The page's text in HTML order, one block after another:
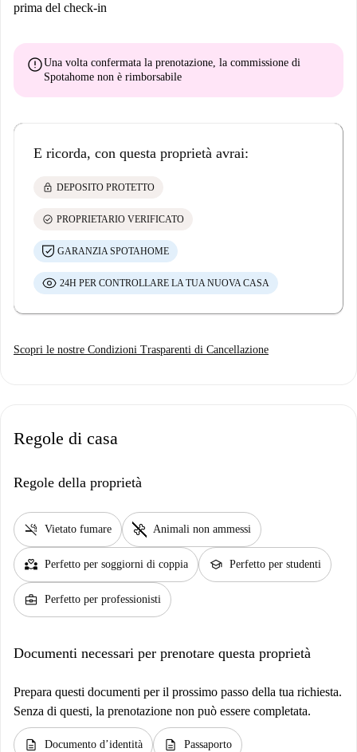
prima del check-in
errorUna volta confermata la prenotazione, la commissione di
Spotahome non è rimborsabile
E ricorda, con questa proprietà avrai:
lock DEPOSITO PROTETTO
check_circle PROPRIETARIO VERIFICATO
GARANZIA SPOTAHOME
24H PER CONTROLLARE LA TUA NUOVA CASA
Scopri le nostre Condizioni Trasparenti di Cancellazione
Regole di casa
Regole della proprietà
smoke_free Vietato fumare pet_supplies Animali non ammessi
partner_heart Perfetto per soggiorni di coppia school Perfetto per studenti
business_center Perfetto per professionisti
Documenti necessari per prenotare questa proprietà
Prepara questi documenti per il prossimo passo della tua richiesta.
Senza di questi, la prenotazione non può essere completata.
description Documento d’identità description Passaporto